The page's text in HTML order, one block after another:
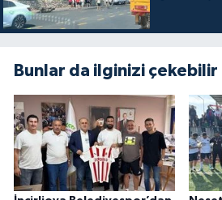
Bunlar da ilginizi çekebilir